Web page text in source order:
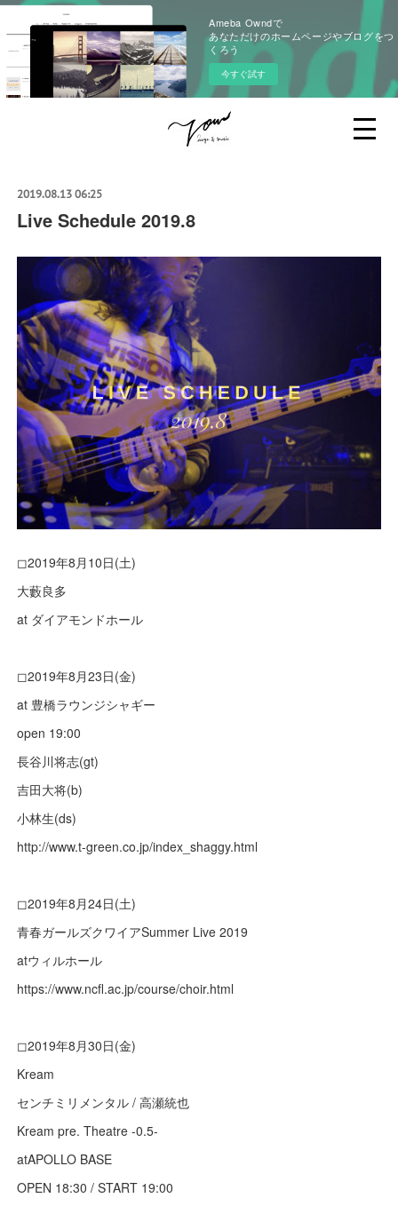
Ameba Owndで
あなただけのホームページやブログをつ
くろう
今すぐ試す
2019.08.13 06:25
Live Schedule 2019.8
◻︎2019年8月10日(土)
大藪良多
at ダイアモンドホール
◻︎2019年8月23日(金)
at 豊橋ラウンジシャギー
open 19:00
長谷川将志(gt)
吉田大将(b)
小林生(ds)
http://www.t-green.co.jp/index_shaggy.html
◻︎2019年8月24日(土)
青春ガールズクワイアSummer Live 2019
atウィルホール
https://www.ncfl.ac.jp/course/choir.html
◻︎2019年8月30日(金)
Kream
センチミリメンタル / 高瀬統也
Kream pre. Theatre -0.5-
atAPOLLO BASE
OPEN 18:30 / START 19:00